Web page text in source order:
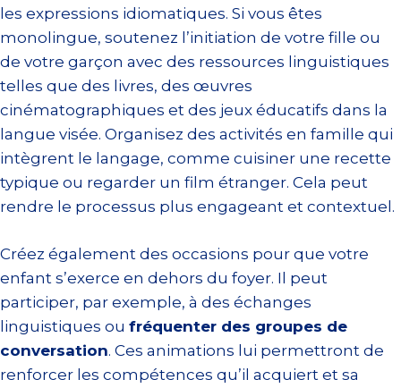
les expressions idiomatiques. Si vous êtes
monolingue, soutenez l’initiation de votre fille ou
de votre garçon avec des ressources linguistiques
telles que des livres, des œuvres
cinématographiques et des jeux éducatifs dans la
langue visée. Organisez des activités en famille qui
intègrent le langage, comme cuisiner une recette
typique ou regarder un film étranger. Cela peut
rendre le processus plus engageant et contextuel.
Créez également des occasions pour que votre
enfant s’exerce en dehors du foyer. Il peut
participer, par exemple, à des échanges
linguistiques ou fréquenter des groupes de
conversation. Ces animations lui permettront de
renforcer les compétences qu’il acquiert et sa